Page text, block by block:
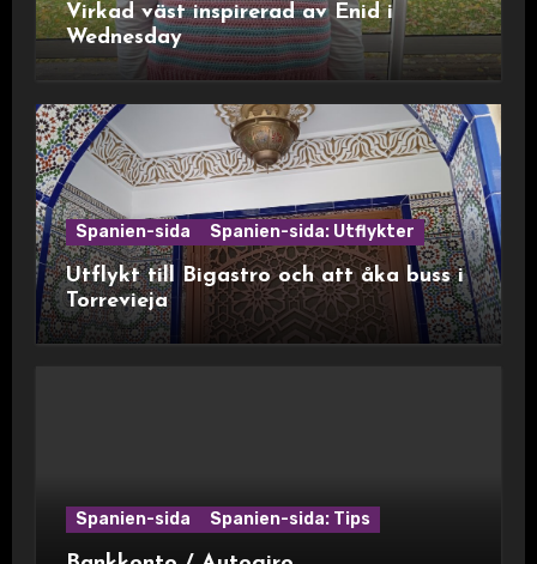
Virkad väst inspirerad av Enid i
Wednesday
Spanien-sida Spanien-sida: Utflykter
Utflykt till Bigastro och att åka buss i
Torrevieja
Spanien-sida Spanien-sida: Tips